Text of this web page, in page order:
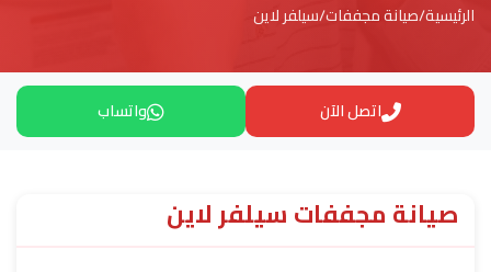
الرئيسية/صيانة مجففات/سيلفر لاين
اتصل الآن واتساب
صيانة مجففات سيلفر لاين